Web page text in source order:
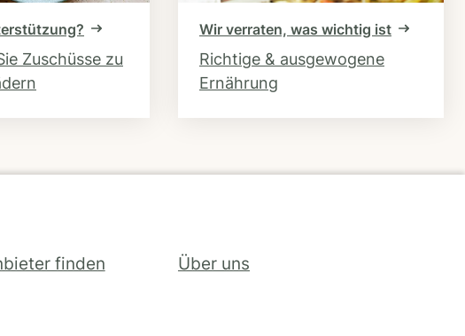
Zuschüsse zu
Wir verraten, was wichtig ist
Richtige & ausgewogene
Ernährung
finden Über uns